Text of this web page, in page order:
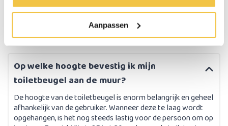
Aanpassen
Op welke hoogte bevestig ik mijn
toiletbeugel aan de muur?
De hoogte van de toiletbeugel is enorm belangrijk en geheel
afhankelijk van de gebruiker. Wanneer deze te laag wordt
opgehangen, is het nog steeds lastig voor de persoon om op